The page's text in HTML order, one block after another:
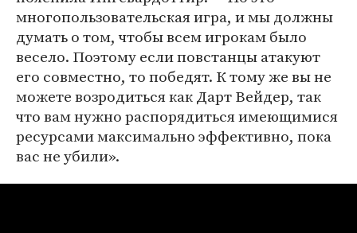
многопользовательская игра, и мы должны
думать о том, чтобы всем игрокам было
весело. Поэтому если повстанцы атакуют
его совместно, то победят. К тому же вы не
можете возродиться как Дарт Вейдер, так
что вам нужно распорядиться имеющимися
ресурсами максимально эффективно, пока
вас не убили».